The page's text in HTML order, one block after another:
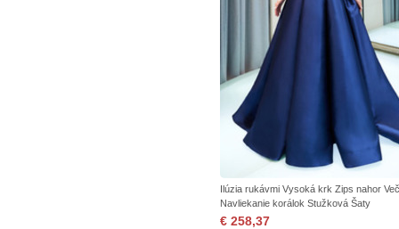
Ilúzia rukávmi Vysoká krk Zips nahor
Navliekanie korálok Stužková Šaty
€ 258,37